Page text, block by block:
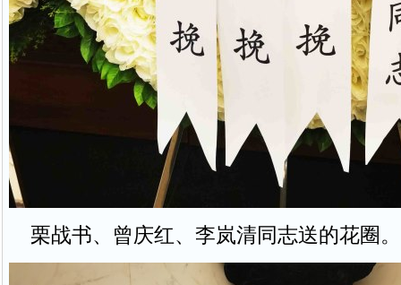
栗战书、曾庆红、李岚清同志送的花圈